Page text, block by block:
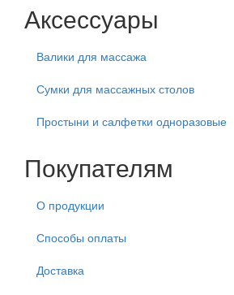
Аксессуары
Валики для массажа
Сумки для массажных столов
Простыни и салфетки одноразовые
Покупателям
О продукции
Способы оплаты
Доставка